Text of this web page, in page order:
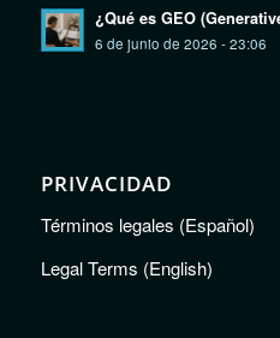
¿Qué es GEO
6 de junio de 2026 - 23:06
PRIVACIDAD
Términos legales (Español)
Legal Terms (English)